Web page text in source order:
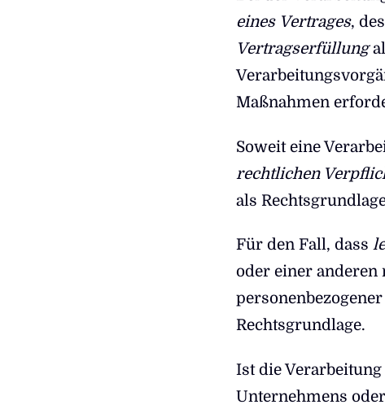
eines Vertrages,
Vertragserfüllung
Maßnahmen
Soweit eine
rechtlichen
als
Für den Fall, dass
oder einer anderen
Rechtsgrundlage.
Ist die
Unternehmens